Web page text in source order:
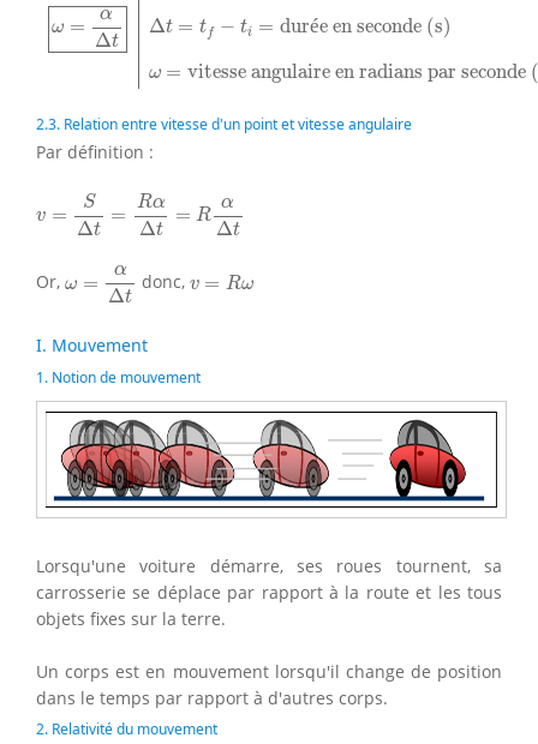
ω =
α
Δt
Δt = tf − ti = durée en seconde (s)
ω = vitesse angulaire en radians par seconde (
2.3. Relation entre vitesse d'un point et vitesse angulaire
Par définition :
v =
S
Δt
=
Rα
Δt
= R
α
Δt
t= t=R
Or, ω =
α
Δt
Δt
donc, v = Rω
v ω
I. Mouvement
1. Notion de mouvement
Lorsqu'une voiture démarre, ses roues tournent, sa
carrosserie se déplace par rapport à la route et les tous
objets fixes sur la terre.
Un corps est en mouvement lorsqu'il change de position
dans le temps par rapport à d'autres corps.
2. Relativité du mouvement